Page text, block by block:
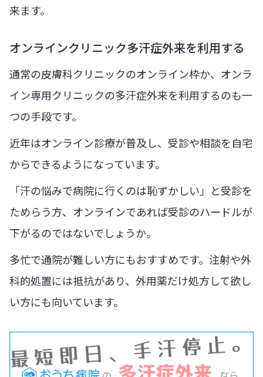
来ます。
オンラインクリニック多汗症外来を利用する
通常の皮膚科クリニックのオンライン枠か、オンラ
イン専用クリニックの多汗症外来を利用するのも一
つの手段です。
近年はオンライン診療が普及し、受診や相談を自宅
からできるようになっています。
「汗の悩みで病院に行くのは恥ずかしい」と受診を
ためらう方、オンラインであれば受診のハードルが
下がるのではないでしょうか。
多忙で通院が難しい方にもおすすめです。注射や外
科的処置には抵抗があり、外用薬だけ処方して欲し
い方にも向いています。